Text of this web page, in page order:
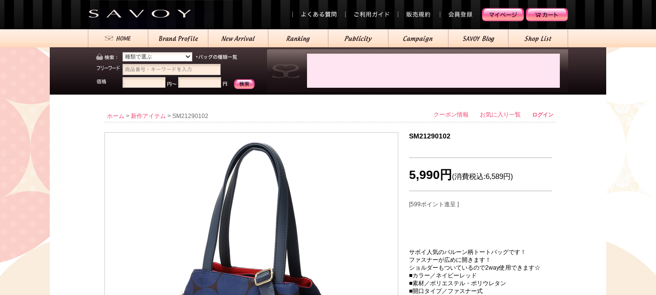
クーポン情報 お気に入り一覧 ログイン
ホーム > 新作アイテム > SM21290102
SM21290102
サボイ人気のバルーン柄トートバッグです！
ファスナーが広めに開きます！
ショルダーもついているので2way使用できます☆
■カラー／ネイビーレッド
■素材／ポリエステル・ポリウレタン
■開口タイプ／ファスナー式
5,990円 (消費税込:6,589円)
[599ポイント進呈 ]